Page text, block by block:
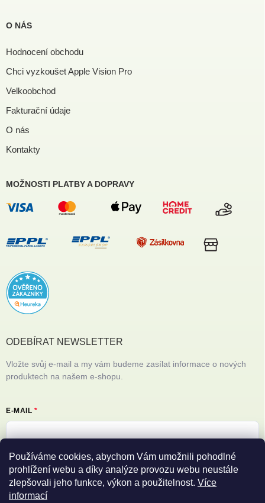
Používáme cookies, abychom Vám umožnili pohodlné
prohlížení webu a díky analýze provozu webu neustále
zlepšovali jeho funkce, výkon a použitelnost. Více
informací
O NÁS
Hodnocení obchodu
Chci vyzkoušet Apple Vision Pro
Velkoobchod
Fakturační údaje
O nás
Kontakty
MOŽNOSTI PLATBY A DOPRAVY
ODEBÍRAT NEWSLETTER
Vložte svůj e-mail a my vám budeme zasílat informace o nových
produktech na našem e-shopu.
E-MAIL
Vložením e-mailu souhlasíte spodmínkami ochrany osobních údajů
Přihlásit se